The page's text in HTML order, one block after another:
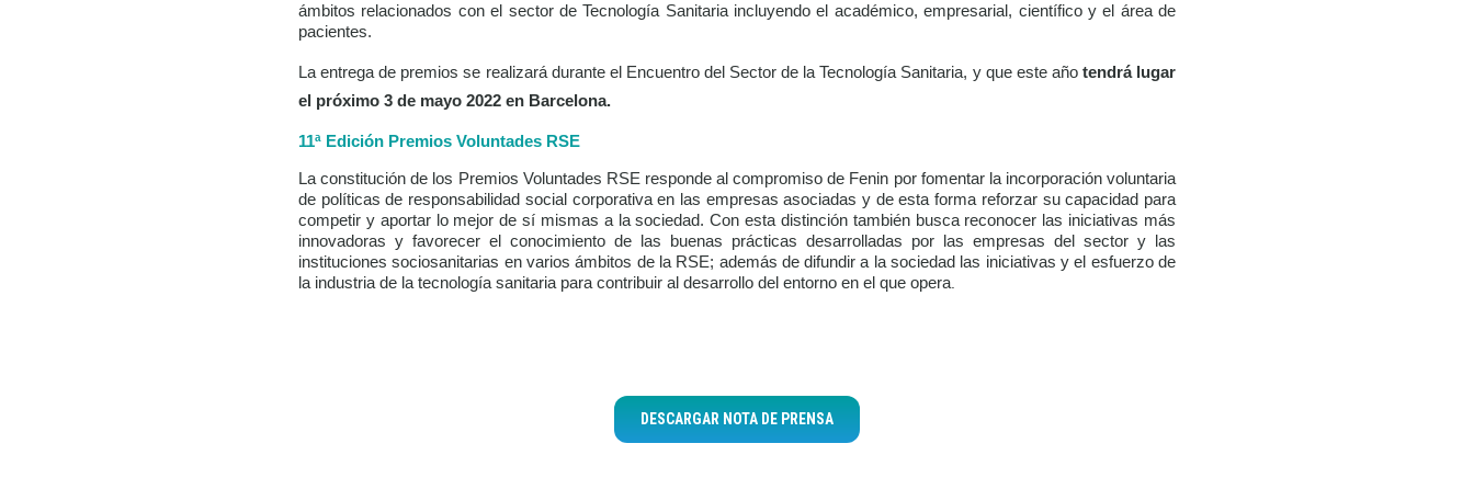
ámbitos relacionados con el sector de Tecnología Sanitaria incluyendo el académico, empresarial, científico y el área de
pacientes.
La entrega de premios se realizará durante el Encuentro del Sector de la Tecnología Sanitaria, y que este año tendrá lugar
el próximo 3 de mayo 2022 en Barcelona.
11ª Edición Premios Voluntades RSE
La constitución de los Premios Voluntades RSE responde al compromiso de Fenin por fomentar la incorporación voluntaria
de políticas de responsabilidad social corporativa en las empresas asociadas y de esta forma reforzar su capacidad para
competir y aportar lo mejor de sí mismas a la sociedad. Con esta distinción también busca reconocer las iniciativas más
innovadoras y favorecer el conocimiento de las buenas prácticas desarrolladas por las empresas del sector y las
instituciones sociosanitarias en varios ámbitos de la RSE; además de difundir a la sociedad las iniciativas y el esfuerzo de
la industria de la tecnología sanitaria para contribuir al desarrollo del entorno en el que opera
DESCARGAR NOTA DE PRENSA